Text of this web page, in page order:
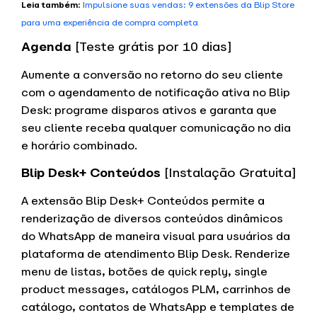
Leia também: Impulsione suas vendas: 9 extensões da Blip Store
para uma experiência de compra completa
Agenda [Teste grátis por 10 dias]
Aumente a conversão no retorno do seu cliente
com o agendamento de notificação ativa no Blip
Desk: programe disparos ativos e garanta que
seu cliente receba qualquer comunicação no dia
e horário combinado.
Blip Desk+ Conteúdos [Instalação Gratuita]
A extensão Blip Desk+ Conteúdos permite a
renderização de diversos conteúdos dinâmicos
do WhatsApp de maneira visual para usuários da
plataforma de atendimento Blip Desk. Renderize
menu de listas, botões de quick reply, single
product messages, catálogos PLM, carrinhos de
catálogo, contatos de WhatsApp e templates de